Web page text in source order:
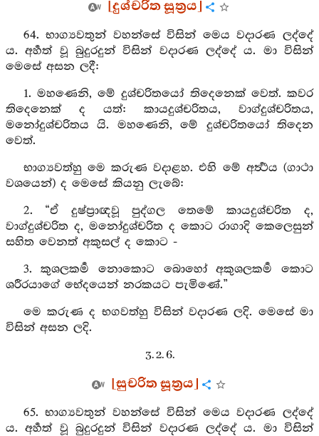
[දුශ්චරිත සූත්‍රය]
64. භාග්‍යවතුන් වහන්සේ විසින් මෙය වදාරණ ලද්දේ
ය. අර්‍හත් වූ බුදුරදුන් විසින් වදාරණ ලද්දේ ය. මා විසින්
මෙසේ අසන ලදී:
1. මහණෙනි, මේ දුශ්චරිතයෝ තිදෙනෙක් වෙත්. කවර
තිදෙනෙක් ද යත්: කායදුශ්චරිතය, වාග්දුශ්චරිතය,
මනෝදුශ්චරිතය යි. මහණෙනි, මේ දුශ්චරිතයෝ තිදෙන
වෙත්.
භාග්‍යවත්හු මෙ කරුණ වදාළහ. එහි මේ අර්‍ත්‍ථය (ගාථා
වශයෙන්) ද මෙසේ කියනු ලැබේ:
2. “ඒ දුෂ්ප්‍රාඥවූ පුද්ගල තෙමේ කායදුශ්චරිත ද,
වාග්දුශ්චරිත ද, මනෝදුශ්චරිත ද කොට රාගාදි කෙලෙසුන්
සහිත වෙනත් අකුසල් ද කොට -
3. කුශලකර්‍ම නොකොට බොහෝ අකුශලකර්‍ම කොට
ශරීරයාගේ භේදයෙන් නරකයට පැමිණේ.”
මෙ කරුණ ද භගවත්හු විසින් වදාරණ ලදි. මෙසේ මා
විසින් අසන ලදි.
3. 2. 6.
[සුචරිත සූත්‍රය]
65. භාග්‍යවතුන් වහන්සේ විසින් මෙය වදාරණ ලද්දේ
ය. අර්‍හත් වූ බුදුරදුන් විසින් වදාරණ ලද්දේ ය. මා විසින්